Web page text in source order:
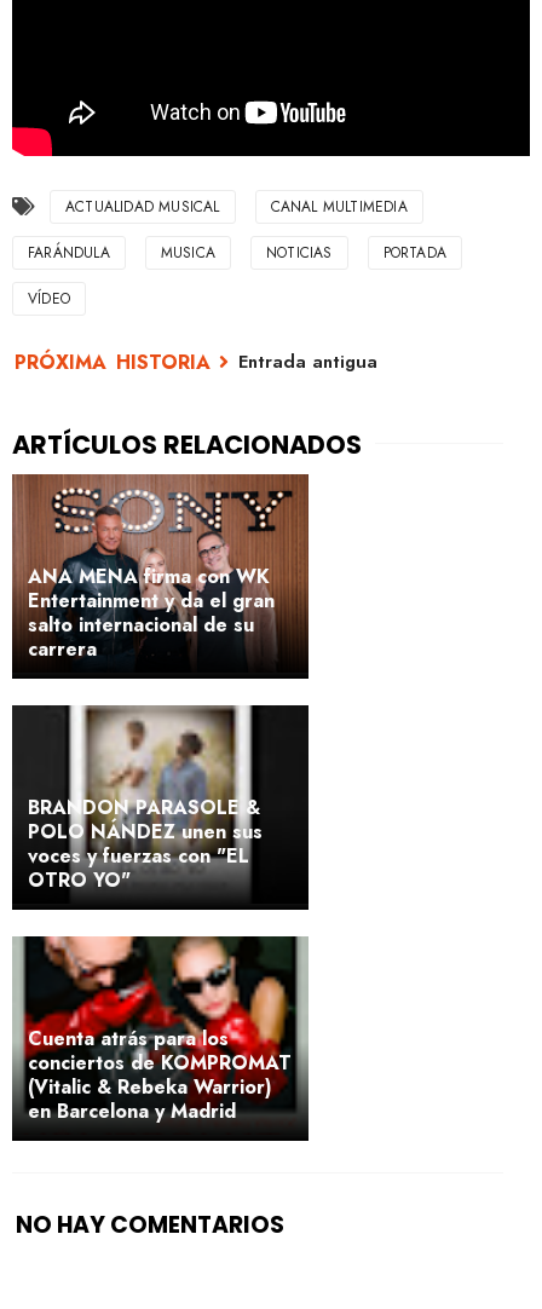
ACTUALIDAD MUSICAL CANAL MULTIMEDIA
FARÁNDULA MUSICA NOTICIAS PORTADA
VÍDEO
Entrada antigua
ANA MENA firma con WK
Entertainment y da el gran
salto internacional de su
carrera
BRANDON PARASOLE &
POLO NÁNDEZ unen sus
voces y fuerzas con "EL
OTRO YO"
Cuenta atrás para los
conciertos de KOMPROMAT
(Vitalic & Rebeka Warrior)
en Barcelona y Madrid
NO HAY COMENTARIOS